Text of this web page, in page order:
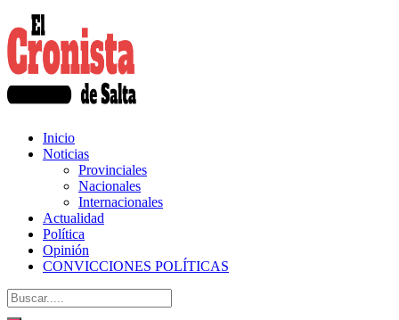
Inicio
Noticias
Provinciales
Nacionales
Internacionales
Actualidad
Política
Opinión
CONVICCIONES POLÍTICAS